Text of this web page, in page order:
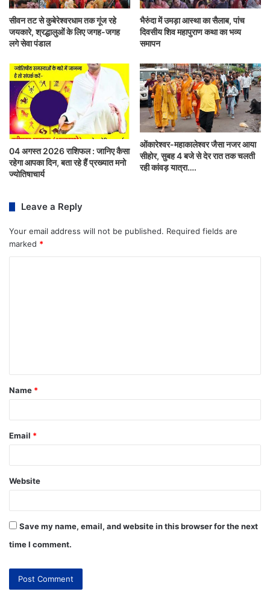
सीवन तट से कुबेरेश्वरधाम तक गूंज रहे
जयकारे, श्रद्धालुओं के लिए जगह-जगह
लगे सेवा पंडाल
भैरुंदा में उमड़ा आस्था का सैलाब, पांच
दिवसीय शिव महापुराण कथा का भव्य
समापन
04 अगस्त 2026 राशिफल : जानिए कैसा
रहेगा आपका दिन, बता रहे हैं प्रख्यात मनो
ज्योतिषाचार्य
ओंकारेश्वर-महाकालेश्वर जैसा नजर आया
सीहोर, सुबह 4 बजे से देर रात तक चलती
रही कांवड़ यात्रा….
Leave a Reply
Your email address will not be published. Required fields are
marked *
Name *
Email *
Website
Save my name, email, and website in this browser for the next
time I comment.